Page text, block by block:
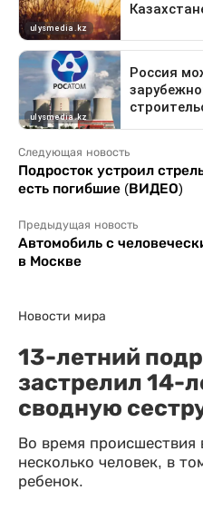
Следующая новость
Подросток устроил
есть погибшие (ВИДЕО)
Предыдущая новость
Автомобиль с
в Москве
Новости мира
13-летний
застрелил 14-
сводную
Во время происшествия
несколько человек, в
ребенок.